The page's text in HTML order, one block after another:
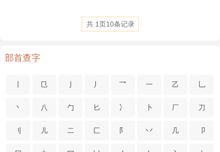
共 1页10条记录
部首查字
㔾 丿 乛 一 乙 乚
丶 八 勹 匕 冫 卜 厂 刀
刂 儿 二 匚 阝 丷 几 卩